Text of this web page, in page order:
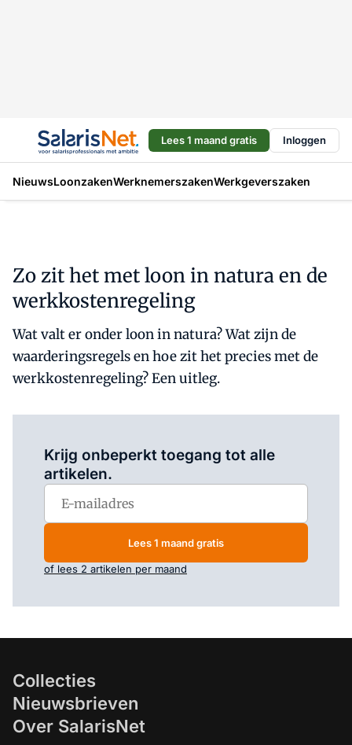
Lees 1 maand gratis Inloggen
NieuwsLoonzakenWerknemerszakenWerkgeverszaken
Zo zit het met loon in natura en de
werkkostenregeling
Wat valt er onder loon in natura? Wat zijn de
waarderingsregels en hoe zit het precies met de
werkkostenregeling? Een uitleg.
Krijg onbeperkt toegang tot alle
artikelen.
Lees 1 maand gratis
of lees 2 artikelen per maand
Collecties
Nieuwsbrieven
Over SalarisNet